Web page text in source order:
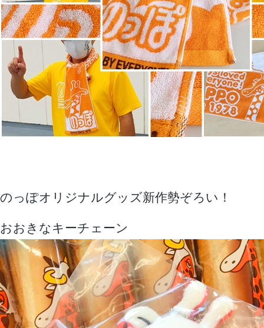
のっぽオリジナルグッズ新作勢ぞろい！
おおきなキーチェーン